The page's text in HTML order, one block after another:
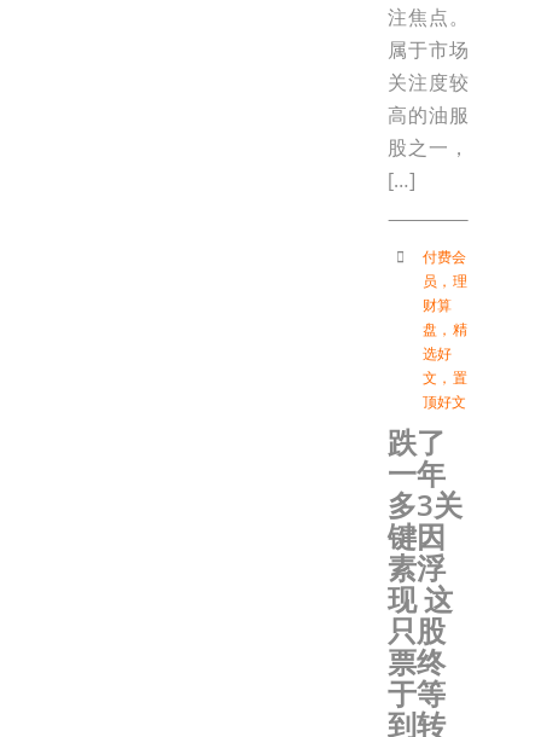
注焦点。
属于市场
关注度较
高的油服
股之一，
[…]
付费会
员 ， 理
财算
盘 ， 精
选好
文 ， 置
顶好文
跌了
一年
多3关
键因
素浮
现 这
只股
票终
于等
到转